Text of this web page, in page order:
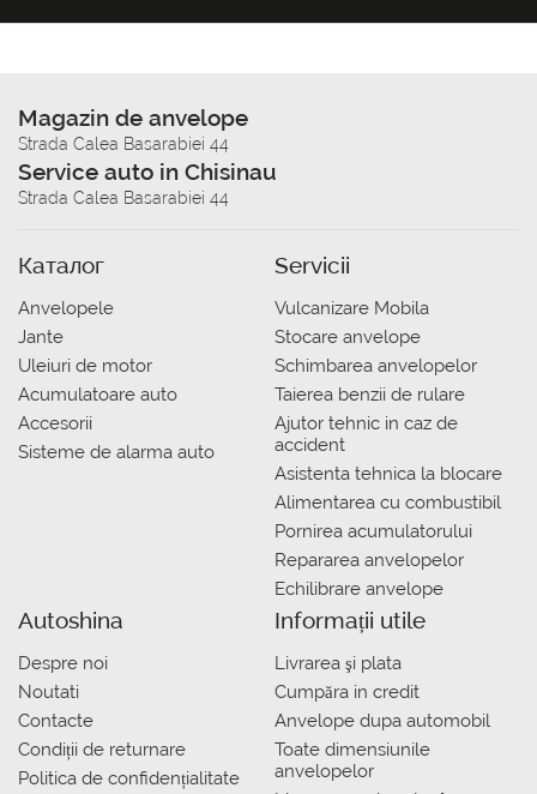
Magazin de anvelope
Strada Calea Basarabiei 44
Service auto in Chisinau
Strada Calea Basarabiei 44
Каталог
Anvelopele
Jante
Uleiuri de motor
Acumulatoare auto
Accesorii
Sisteme de alarma auto
Servicii
Vulcanizare Mobila
Stocare anvelope
Schimbarea anvelopelor
Taierea benzii de rulare
Ajutor tehnic in caz de
accident
Asistenta tehnica la blocare
Alimentarea cu combustibil
Pornirea acumulatorului
Repararea anvelopelor
Echilibrare anvelope
Autoshina
Despre noi
Noutati
Contacte
Condiții de returnare
Politica de confidențialitate
Informații utile
Livrarea şi plata
Сumpăra in credit
Anvelope dupa automobil
Toate dimensiunile
anvelopelor